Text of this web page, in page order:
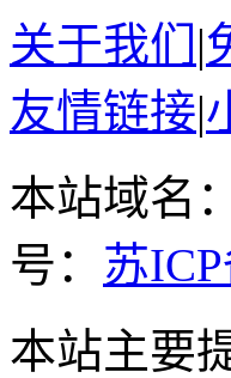
关于我们 |
友情链接|
本站域名：
号： 苏
本站主要